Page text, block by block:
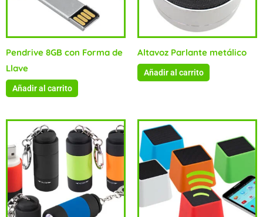
Pendrive 8GB con Forma de
Llave
Añadir al carrito
Altavoz Parlante metálico
Añadir al carrito